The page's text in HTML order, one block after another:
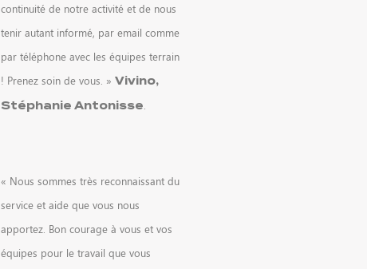
continuité de notre activité et de nous
tenir autant informé, par email comme
par téléphone avec les équipes terrain
! Prenez soin de vous. » Vivino,
Stéphanie Antonisse
« Nous sommes très reconnaissant du
service et aide que vous nous
apportez. Bon courage à vous et vos
équipes pour le travail que vous